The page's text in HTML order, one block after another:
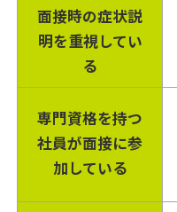
面接時の症状説
明を重視してい
る
専門資格を持つ
社員が面接に参
加している